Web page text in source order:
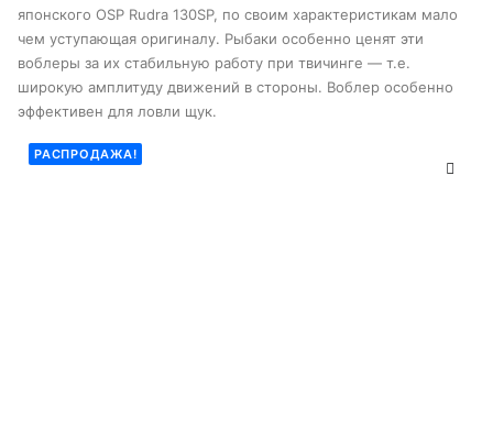
можно
выбрать
на
странице
товара
японского OSP Rudra 130SP, по своим характеристикам мало
чем уступающая оригиналу. Рыбаки особенно ценят эти
воблеры за их стабильную работу при твичинге — т.е.
широкую амплитуду движений в стороны. Воблер особенно
эффективен для ловли щук.
РАСПРОДАЖА!